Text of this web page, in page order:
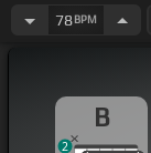
esta vez por
de soltar y de
78BPM
B
2